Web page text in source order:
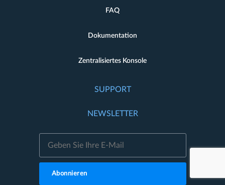
FAQ
Dokumentation
Zentralisiertes Konsole
SUPPORT
NEWSLETTER
Abonnieren